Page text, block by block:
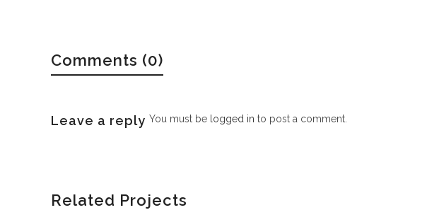
Comments (0)
Leave a reply You must be logged in to post a comment.
Related Projects